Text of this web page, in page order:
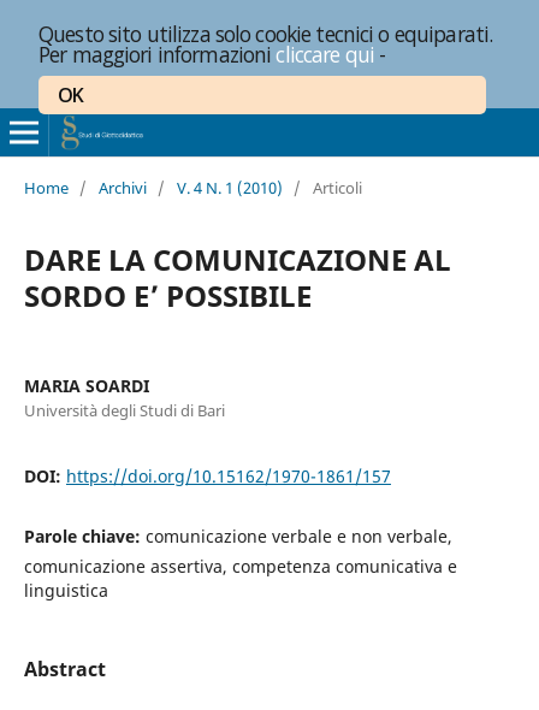
Questo sito utilizza solo cookie tecnici o equiparati.
Per maggiori informazionicliccare qui -
OK
Home / Archivi / V. 4 N. 1 (2010) / Articoli
DARE LA COMUNICAZIONE AL
SORDO E’ POSSIBILE
MARIA SOARDI
Università degli Studi di Bari
DOI: https://doi.org/10.15162/1970-1861/157
Parole chiave: comunicazione verbale e non verbale,
comunicazione assertiva, competenza comunicativa e
linguistica
Abstract